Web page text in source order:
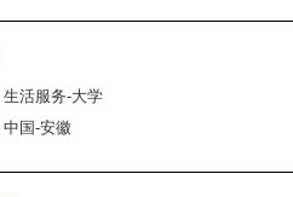
生活服务-大学
中国-安徽